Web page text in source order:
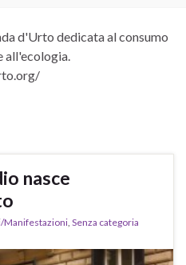
d'Urto dedicata al consumo
all'ecologia.
nasce
Manifestazioni, Senza categoria